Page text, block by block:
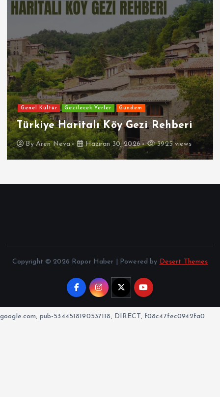
Genel Kültür Gezilecek Yerler Gündem
Türkiye Haritalı Köy Gezi Rehberi
ByAren Neva Haziran 30, 2026 3925 views
Copyright © 2026 Rapor Haber | Powered by Desert Themes
google.com, pub-5344518190537118, DIRECT, f08c47fec0942fa0